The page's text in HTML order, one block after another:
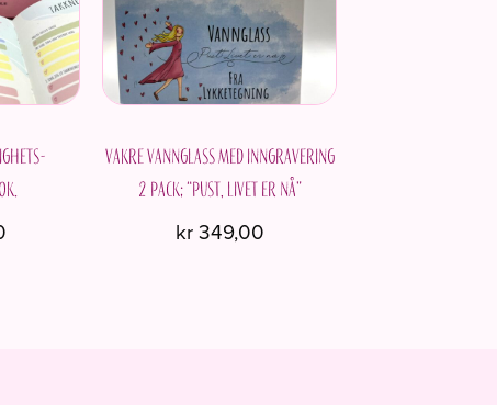
Vakre vannglass med inngravering
2 pack; “Pust, livet er nå”
kr349,00